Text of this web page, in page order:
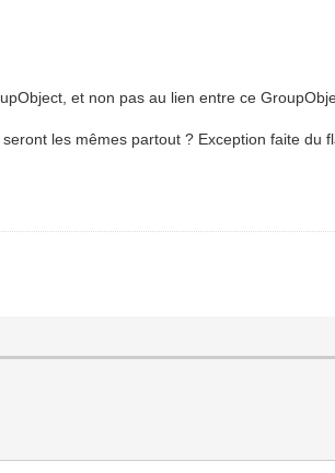
et non pas au lien entre ce
les mêmes partout ? Exception faite du